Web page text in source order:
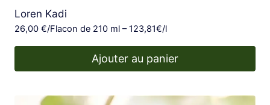
Loren Kadi
26,00 €/Flacon de 210 ml – 123,81€/l
Ajouter au panier